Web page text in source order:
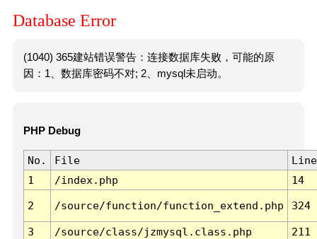
Database Error
(1040) 365建站错误警告：连接数据库失败，可能的原
因：1、数据库密码不对; 2、mysql未启动。
PHP Debug
No. File
Line
1
/index.php 14
2 /source/function/function_extend.php 324
3 /source/class/jzmysql.class.php
211